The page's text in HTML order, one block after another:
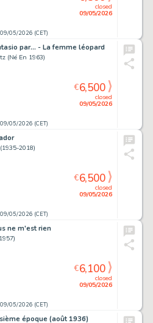
05/2026 (CET)
closed
09/05/2026
par... - La femme léopard
(Né En 1963)
05/2026 (CET)
closed
09/05/2026
€6,500
2018)
05/2026 (CET)
closed
09/05/2026
€6,500
ne m'est rien
05/2026 (CET)
closed
09/05/2026
€6,100
époque (août 1936)